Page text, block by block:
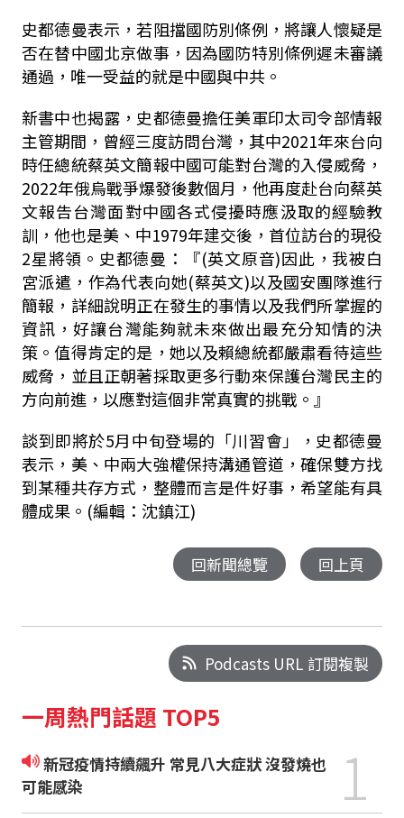
史都德曼表示，若阻擋國防別條例，將讓人懷疑是
否在替中國北京做事，因為國防特別條例遲未審議
通過，唯一受益的就是中國與中共。
新書中也揭露，史都德曼擔任美軍印太司令部情報
主管期間，曾經三度訪問台灣，其中2021年來台向
時任總統蔡英文簡報中國可能對台灣的入侵威脅，
2022年俄烏戰爭爆發後數個月，他再度赴台向蔡英
文報告台灣面對中國各式侵擾時應汲取的經驗教
訓，他也是美、中1979年建交後，首位訪台的現役
2星將領。史都德曼：『(英文原音)因此，我被白
宮派遣，作為代表向她(蔡英文)以及國安團隊進行
簡報，詳細說明正在發生的事情以及我們所掌握的
資訊，好讓台灣能夠就未來做出最充分知情的決
策。值得肯定的是，她以及賴總統都嚴肅看待這些
威脅，並且正朝著採取更多行動來保護台灣民主的
方向前進，以應對這個非常真實的挑戰。』
談到即將於5月中旬登場的「川習會」，史都德曼
表示，美、中兩大強權保持溝通管道，確保雙方找
到某種共存方式，整體而言是件好事，希望能有具
體成果。(編輯：沈鎮江)
回新聞總覽 回上頁
Podcasts URL 訂閱複製
一周熱門話題 TOP5
新冠疫情持續飆升 常見八大症狀 沒發燒也
可能感染
1